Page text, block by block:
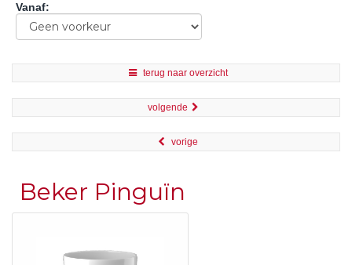
Vanaf:
terug naar overzicht
volgende
vorige
Beker Pinguïn